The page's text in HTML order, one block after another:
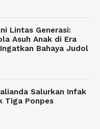
Lintas Generasi:
Asuh Anak di Era
Bahaya Judol
Salurkan Infak
Tiga Ponpes